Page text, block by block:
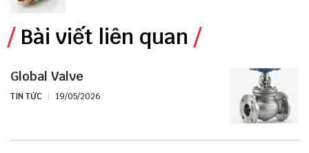
Bài viết liên quan
Global Valve
TIN TỨC 19/05/2026